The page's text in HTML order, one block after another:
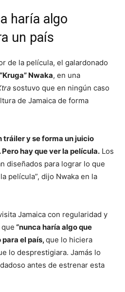
haría algo
un país
de la película, el galardonado
Nwaka, en una
sostuvo que en ningún caso
de Jamaica de forma
tráiler y se forma un juicio
hay que ver la película. Los
diseñados para lograr lo que
película”, dijo Nwaka en la
Jamaica con regularidad y
“nunca haría algo que
el país,que lo hiciera
lo desprestigiara. Jamás lo
antes de estrenar esta